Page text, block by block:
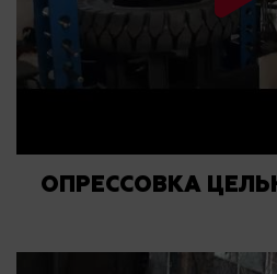
ОПРЕССОВКА